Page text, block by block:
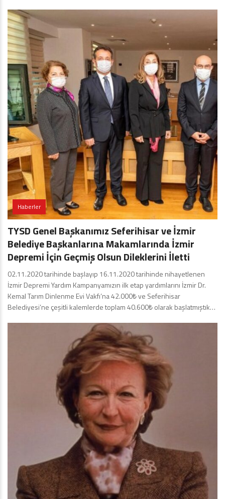
Haberler
TYSD Genel Başkanımız Seferihisar ve İzmir
Belediye Başkanlarına Makamlarında İzmir
Depremi İçin Geçmiş Olsun Dileklerini İletti
02.11.2020 tarihinde başlayıp 16.11.2020 tarihinde nihayetlenen
İzmir Depremi Yardım Kampanyamızın ilk etap yardımlarını İzmir Dr.
Kemal Tarım Dinlenme Evi Vakfı’na 42.000₺ ve Seferihisar
Belediyesi’ne çeşitli kalemlerde toplam 40.600₺ olarak başlatmıştık…